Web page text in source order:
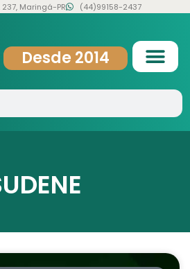
Maringá-PR (44)99158-2437
Desde 2014